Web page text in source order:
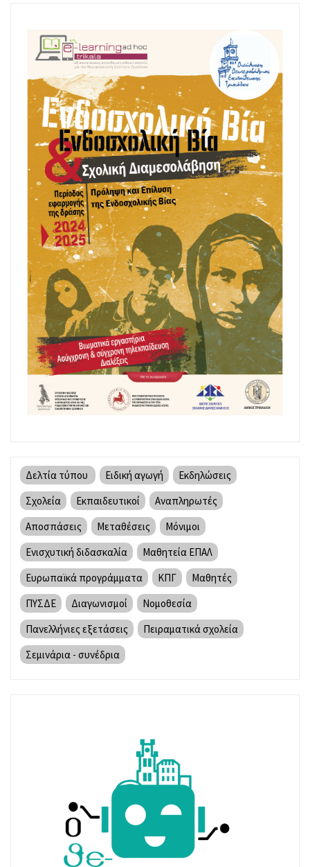
Δελτία τύπου Ειδική αγωγή
Εκδηλώσεις
Σχολεία
Εκπαιδευτικοί
Αναπληρωτές
Αποσπάσεις
Μεταθέσεις
Μόνιμοι
Ενισχυτική διδασκαλία
Μαθητεία ΕΠΑΛ
Ευρωπαϊκά προγράμματα
ΚΠΓ
Μαθητές
ΠΥΣΔΕ
Διαγωνισμοί
Νομοθεσία
Πανελλήνιες εξετάσεις
Πειραματικά σχολεία
Σεμινάρια - συνέδρια